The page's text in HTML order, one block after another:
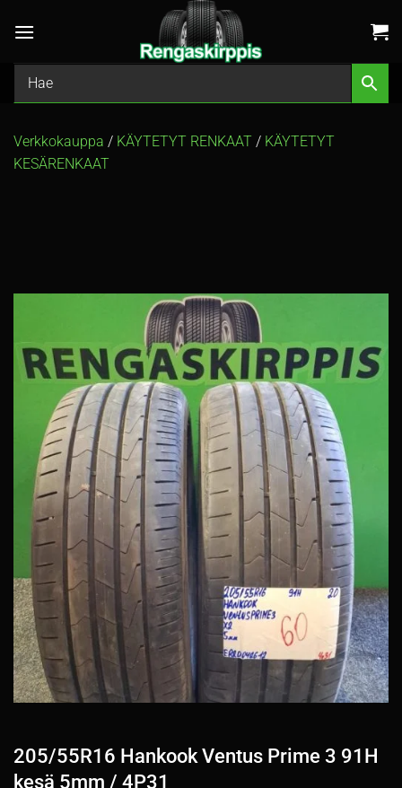
Verkkokauppa / KÄYTETYT RENKAAT / KÄYTETYT
KESÄRENKAAT
205/55R16 Hankook Ventus Prime 3 91H
kesä 5mm / 4P31